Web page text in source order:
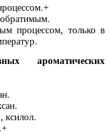
процессом, только в
ароматических
ксилол.